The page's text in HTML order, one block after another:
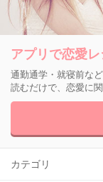
アプリで恋愛
通勤通学・就寝前な
読むだけで、恋愛に
カテゴリ